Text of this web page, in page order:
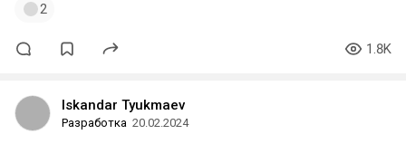
2
1.8K
Iskandar Tyukmaev
Разработка 20.02.2024